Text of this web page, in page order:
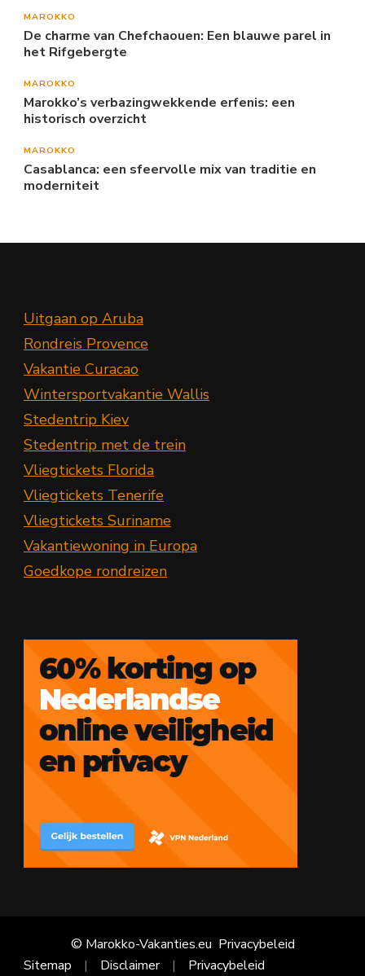
MAROKKO
De charme van Chefchaouen: Een blauwe parel in
het Rifgebergte
MAROKKO
Marokko’s verbazingwekkende erfenis: een
historisch overzicht
MAROKKO
Casablanca: een sfeervolle mix van traditie en
moderniteit
Uitgaan op Aruba
Rondreis Provence
Vakantie Curacao
Wintersportvakantie Wallis
Stedentrip Kiev
Stedentrip met de trein
Vliegtickets Florida
Vliegtickets Tenerife
Vliegtickets Suriname
Vakantiewoning in Europa
Goedkope rondreizen
© Marokko-Vakanties.eu Privacybeleid
Sitemap
Disclaimer Privacybeleid